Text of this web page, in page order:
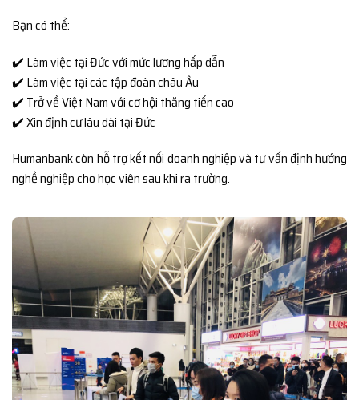
Bạn có thể:
✔️ Làm việc tại Đức với mức lương hấp dẫn
✔️ Làm việc tại các tập đoàn châu Âu
✔️ Trở về Việt Nam với cơ hội thăng tiến cao
✔️ Xin định cư lâu dài tại Đức
Humanbank còn hỗ trợ kết nối doanh nghiệp và tư vấn định hướng
nghề nghiệp cho học viên sau khi ra trường.